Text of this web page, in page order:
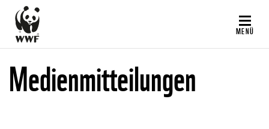
Direkt
zum
Inhalt
MENÜ
Medienmitteilungen